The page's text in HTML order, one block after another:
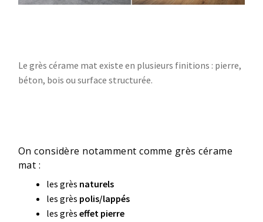
Le grès cérame mat existe en plusieurs finitions : pierre,
béton, bois ou surface structurée.
On considère notamment comme grès cérame
mat :
les grès naturels
les grès polis/lappés
les grès effet pierre